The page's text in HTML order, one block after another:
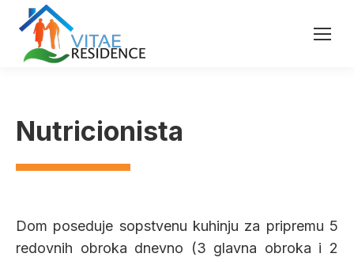
Nutricionista
Dom poseduje sopstvenu kuhinju za pripremu 5
redovnih obroka dnevno (3 glavna obroka i 2